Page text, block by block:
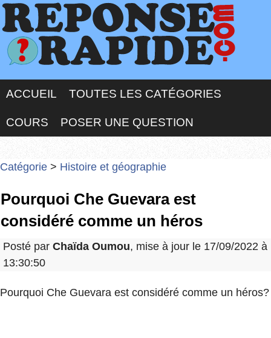
ACCUEIL TOUTES LES CATÉGORIES
COURS POSER UNE QUESTION
Catégorie > Histoire et géographie
Pourquoi Che Guevara est
considéré comme un héros
Posté par Chaïda Oumou, mise à jour le 17/09/2022 à
13:30:50
Pourquoi Che Guevara est considéré comme un héros?